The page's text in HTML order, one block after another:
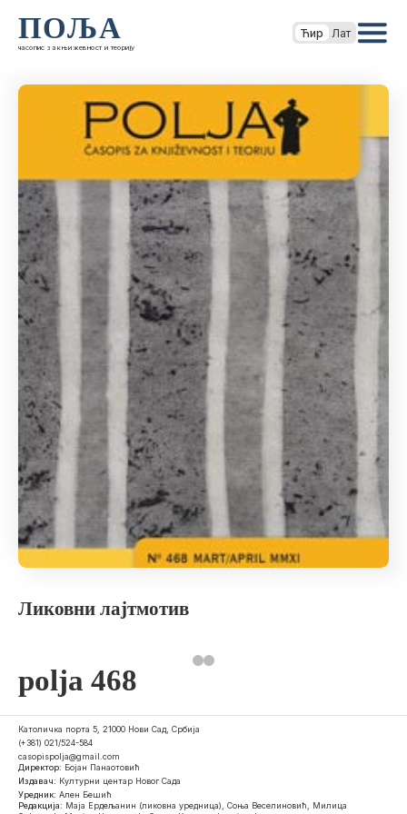
ПОЉА
часопис за књижевност и теорију
Ћир Лат
Ликовни лајтмотив
polja 468
Католичка порта 5, 21000 Нови Сад, Србија
(+381) 021/524-584
casopispolja@gmail.com
Директор: Бојан Панаотовић
Издавач: Културни центар Новог Сада
Уредник: Ален Бешић
Редакција: Маја Ердељанин (ликовна уредница), Соња Веселиновић, Милица